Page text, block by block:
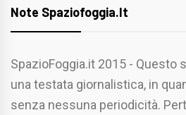
Note Spaziofoggia.it
SpazioFoggia.it 2015 - Questo
una testata giornalistica, in
senza nessuna periodicità.